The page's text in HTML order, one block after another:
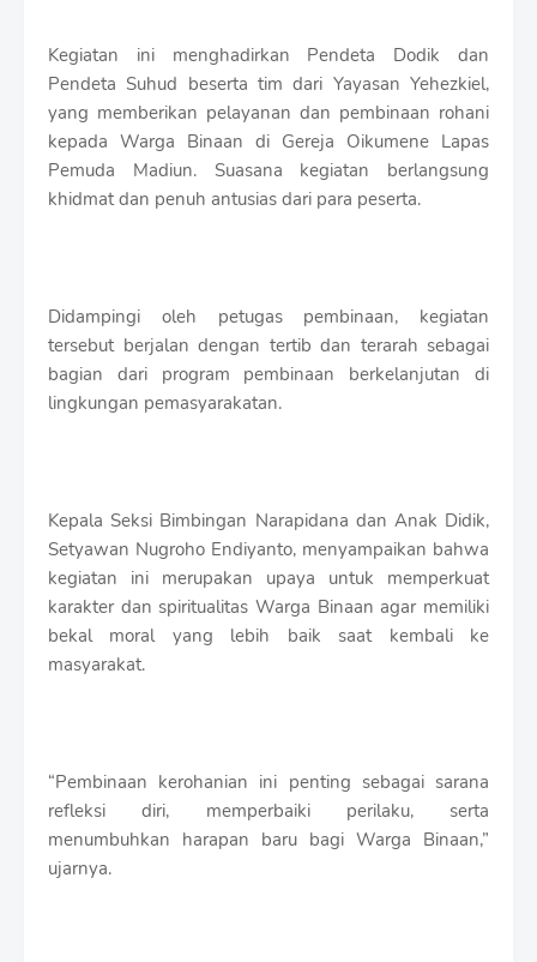
Kegiatan ini menghadirkan Pendeta Dodik dan
Pendeta Suhud beserta tim dari Yayasan Yehezkiel,
yang memberikan pelayanan dan pembinaan rohani
kepada Warga Binaan di Gereja Oikumene Lapas
Pemuda Madiun. Suasana kegiatan berlangsung
khidmat dan penuh antusias dari para peserta.
Didampingi oleh petugas pembinaan, kegiatan
tersebut berjalan dengan tertib dan terarah sebagai
bagian dari program pembinaan berkelanjutan di
lingkungan pemasyarakatan.
Kepala Seksi Bimbingan Narapidana dan Anak Didik,
Setyawan Nugroho Endiyanto, menyampaikan bahwa
kegiatan ini merupakan upaya untuk memperkuat
karakter dan spiritualitas Warga Binaan agar memiliki
bekal moral yang lebih baik saat kembali ke
masyarakat.
“Pembinaan kerohanian ini penting sebagai sarana
refleksi diri, memperbaiki perilaku, serta
menumbuhkan harapan baru bagi Warga Binaan,”
ujarnya.
e
m
l
a
t
e